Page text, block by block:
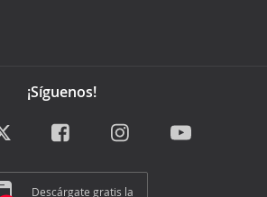
¡Síguenos!
Descárgate gratis la